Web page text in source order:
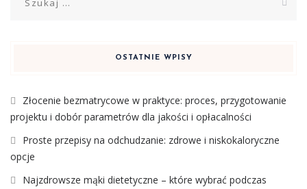
OSTATNIE WPISY
Złocenie bezmatrycowe w praktyce: proces, przygotowanie
projektu i dobór parametrów dla jakości i opłacalności
Proste przepisy na odchudzanie: zdrowe i niskokaloryczne
opcje
Najzdrowsze mąki dietetyczne – które wybrać podczas